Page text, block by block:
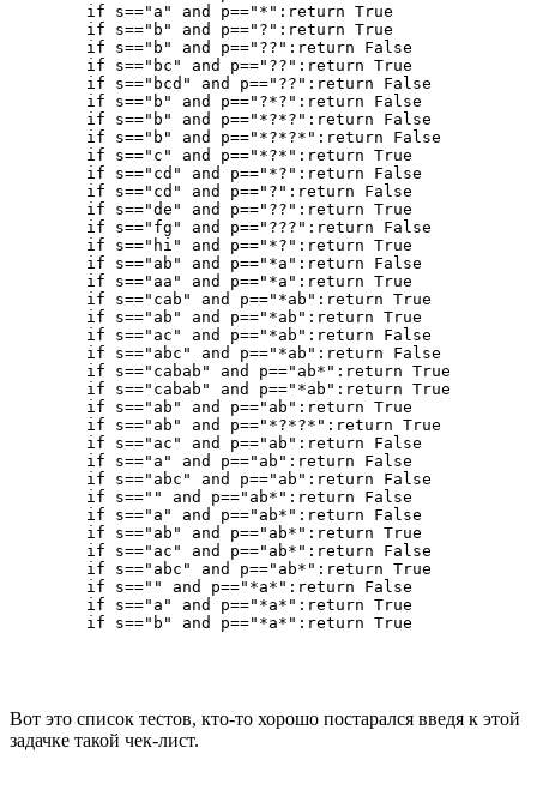
        if s=="a" and p=="*":return True
        if s=="b" and p=="?":return True
        if s=="b" and p=="??":return False
        if s=="bc" and p=="??":return True
        if s=="bcd" and p=="??":return False
        if s=="b" and p=="?*?":return False
        if s=="b" and p=="*?*?":return False
        if s=="b" and p=="*?*?*":return False
        if s=="c" and p=="*?*":return True
        if s=="cd" and p=="*?":return False
        if s=="cd" and p=="?":return False
        if s=="de" and p=="??":return True
        if s=="fg" and p=="???":return False
        if s=="hi" and p=="*?":return True
        if s=="ab" and p=="*a":return False
        if s=="aa" and p=="*a":return True
        if s=="cab" and p=="*ab":return True
        if s=="ab" and p=="*ab":return True
        if s=="ac" and p=="*ab":return False
        if s=="abc" and p=="*ab":return False
        if s=="cabab" and p=="ab*":return True
        if s=="cabab" and p=="*ab":return True
        if s=="ab" and p=="ab":return True
        if s=="ab" and p=="*?*?*":return True
        if s=="ac" and p=="ab":return False
        if s=="a" and p=="ab":return False
        if s=="abc" and p=="ab":return False
        if s=="" and p=="ab*":return False
        if s=="a" and p=="ab*":return False
        if s=="ab" and p=="ab*":return True
        if s=="ac" and p=="ab*":return False
        if s=="abc" and p=="ab*":return True
        if s=="" and p=="*a*":return False
        if s=="a" and p=="*a*":return True
        if s=="b" and p=="*a*":return True
Вот это список тестов, кто-то хорошо постарался введя к этой
задачке такой чек-лист.